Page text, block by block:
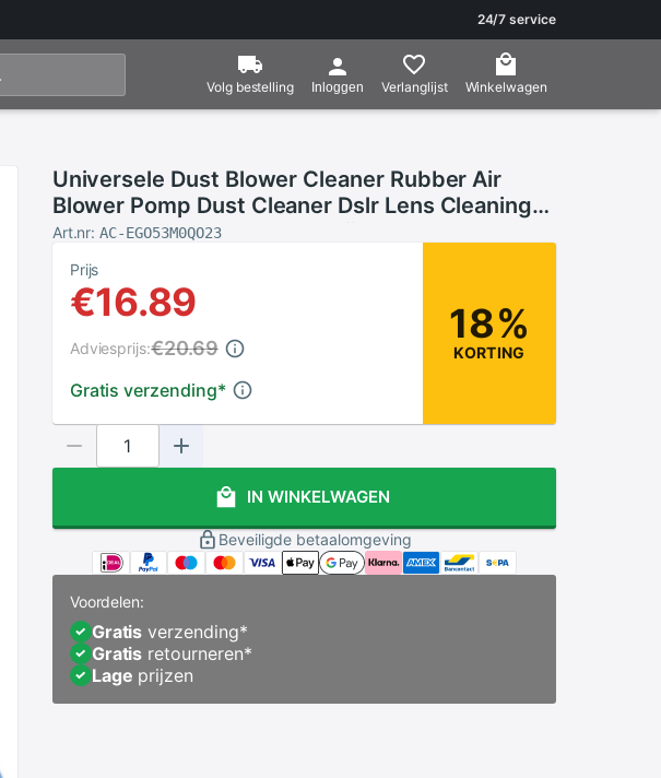
24/7 service
Volg bestelling Inloggen Verlanglijst Winkelwagen
Universele Dust Blower Cleaner Rubber Air
Blower Pomp Dust Cleaner Dslr Lens Cleaning
Tool Voor Slr Camera Verrekijker Lens Ccd
Art.nr:AC-EGO53M0QO23
Prijs
€16.89
Gratis verzending*
Adviesprijs:€20.69
18%
KORTING
IN WINKELWAGEN
Beveiligde betaalomgeving
Voordelen:
Gratis verzending*
Gratis retourneren*
Lage prijzen